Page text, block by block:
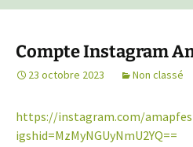
Compte Instagram
23 octobre 2023 Non classé
https://instagram.com/
igshid=MzMyNGUyNmU2YQ==